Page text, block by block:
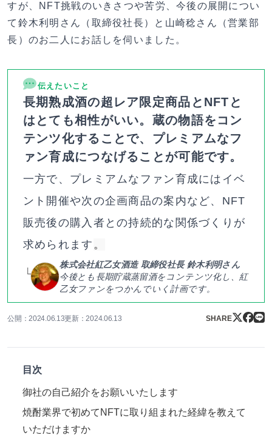
すが、NFT挑戦のいきさつや苦労、今後の展開につい
て鈴木利明さん（取締役社長）と山崎稔さん（営業部
長）のお二人にお話しを伺いました。
伝えたいこと
長期熟成酒の超レア限定商品とNFTと
はとても相性がいい。蔵の物語をコン
テンツ化することで、プレミアムなフ
ァン育成につなげることが可能です。
一方で、プレミアムなファン育成にはイベ
ント開催や次の企画商品の案内など、NFT
販売後の購入者との持続的な関係づくりが
求められます 。
株式会社紅乙女酒造 取締役社長 鈴木利明さん
今後とも長期貯蔵蒸留酒をコンテンツ化し、紅
乙女ファンをつかんでいく計画です。
公開：2024.06.13更新：2024.06.13 SHARE
目次
御社の自己紹介をお願いいたします
焼酎業界で初めてNFTに取り組まれた経緯を教えて
いただけますか